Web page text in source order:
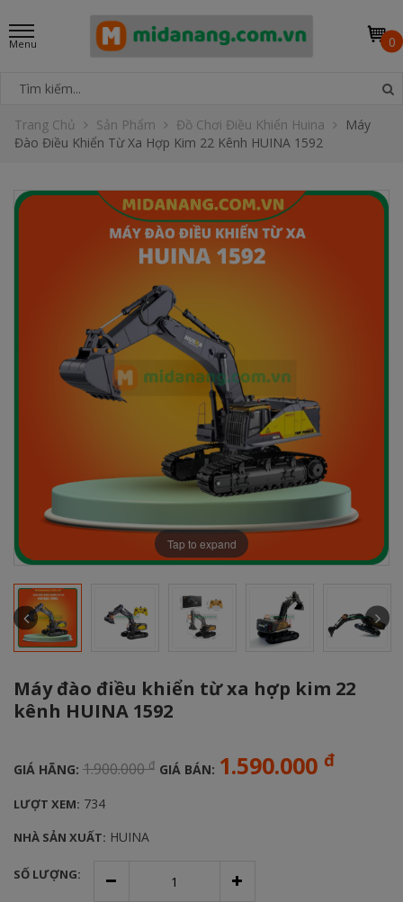
0
Trang Chủ Sản Phẩm Đồ Chơi Điều Khiển Huina
Máy
Đào Điều Khiển Từ Xa Hợp Kim 22 Kênh HUINA 1592
Tap to expand
Máy đào điều khiển từ xa hợp kim 22
kênh HUINA 1592
GIÁ HÃNG: 1.900.000đ GIÁ BÁN: 1.590.000 đ
LƯỢT XEM: 734
NHÀ SẢN XUẤT: HUINA
SỐ LƯỢNG: